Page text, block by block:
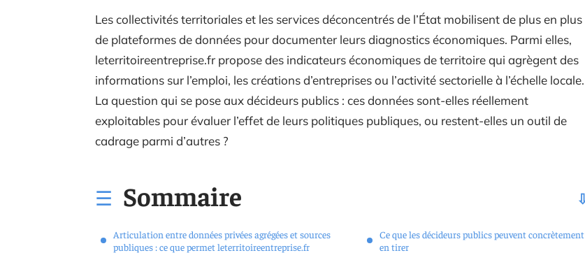
Les collectivités territoriales et les services déconcentrés de l’État mobilisent de plus en plus
de plateformes de données pour documenter leurs diagnostics économiques. Parmi elles,
leterritoireentreprise.fr propose des indicateurs économiques de territoire qui agrègent des
informations sur l’emploi, les créations d’entreprises ou l’activité sectorielle à l’échelle locale.
La question qui se pose aux décideurs publics : ces données sont-elles réellement
exploitables pour évaluer l’effet de leurs politiques publiques, ou restent-elles un outil de
cadrage parmi d’autres ?
Sommaire
Articulation entre données privées agrégées et sources
publiques : ce que permet leterritoireentreprise.fr
Ce que les décideurs publics peuvent concrètement
en tirer